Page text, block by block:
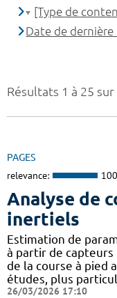
Résultats 1 à 25
PAGES
relevance:
Analyse de
inertiels
Estimation de
à partir de capteurs
de la course à pied
études, plus
26/03/2026 17:10
[Type de
Date de